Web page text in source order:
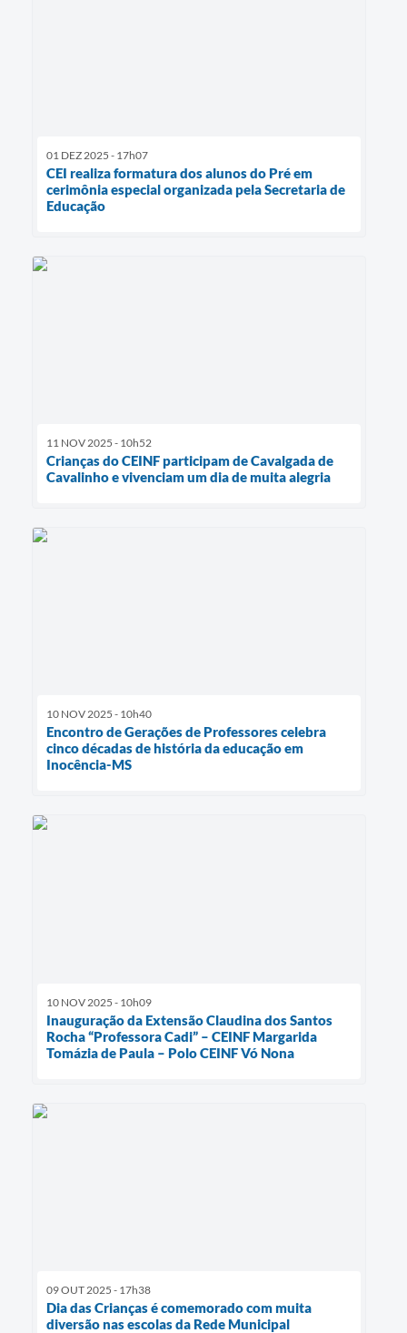
01 DEZ 2025 - 17h07
CEI realiza formatura dos alunos do Pré em
cerimônia especial organizada pela Secretaria de
Educação
11 NOV 2025 - 10h52
Crianças do CEINF participam de Cavalgada de
Cavalinho e vivenciam um dia de muita alegria
10 NOV 2025 - 10h40
Encontro de Gerações de Professores celebra
cinco décadas de história da educação em
Inocência-MS
10 NOV 2025 - 10h09
Inauguração da Extensão Claudina dos Santos
Rocha “Professora Cadi” – CEINF Margarida
Tomázia de Paula – Polo CEINF Vó Nona
09 OUT 2025 - 17h38
Dia das Crianças é comemorado com muita
diversão nas escolas da Rede Municipal